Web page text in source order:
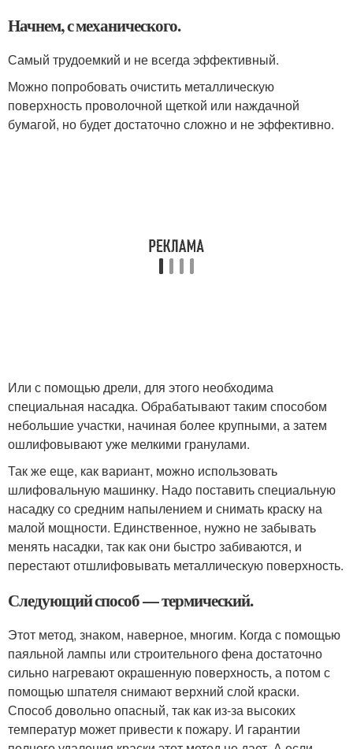
Начнем, с механического.
Самый трудоемкий и не всегда эффективный.
Можно попробовать очистить металлическую
поверхность проволочной щеткой или наждачной
бумагой, но будет достаточно сложно и не эффективно.
Или с помощью дрели, для этого необходима
специальная насадка. Обрабатывают таким способом
небольшие участки, начиная более крупными, а затем
ошлифовывают уже мелкими гранулами.
Так же еще, как вариант, можно использовать
шлифовальную машинку. Надо поставить специальную
насадку со средним напылением и снимать краску на
малой мощности. Единственное, нужно не забывать
менять насадки, так как они быстро забиваются, и
перестают отшлифовывать металлическую поверхность.
Следующий способ — термический.
Этот метод, знаком, наверное, многим. Когда с помощью
паяльной лампы или строительного фена достаточно
сильно нагревают окрашенную поверхность, а потом с
помощью шпателя снимают верхний слой краски.
Способ довольно опасный, так как из-за высоких
температур может привести к пожару. И гарантии